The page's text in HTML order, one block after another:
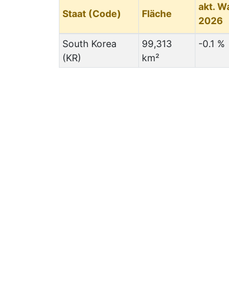
Staat (Code) Fläche
akt.
2026
South Korea
(KR)
99,313
km²
-0.1 %